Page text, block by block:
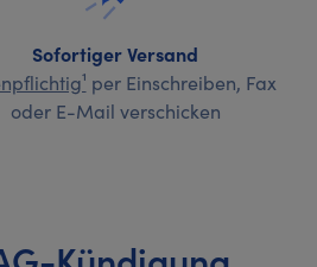
Sofortiger Versand
per Einschreiben, Fax
oder E-Mail verschicken